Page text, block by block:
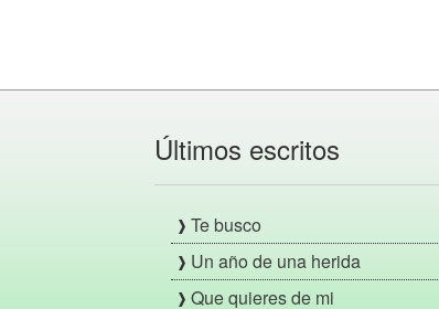
Últimos escritos
Te busco
Un año de una herida
Que quieres de mi